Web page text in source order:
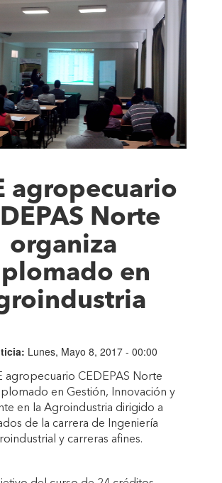
agropecuario
Norte
organiza
en
Lunes, Mayo 8, 2017 - 00:00
agropecuario CEDEPAS Norte
en Gestión, Innovación y
en la Agroindustria dirigido a
de la carrera de Ingeniería
y carreras afines.